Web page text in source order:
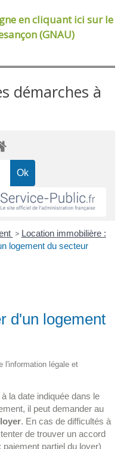
en cliquant ici sur le
(GNAU)
démarches à
> Location immobilière :
logement du secteur
d'un logement
l'information légale et
la date indiquée dans le
il peut demander au
. En cas de difficultés à
de trouver un accord
partiel du loyer)